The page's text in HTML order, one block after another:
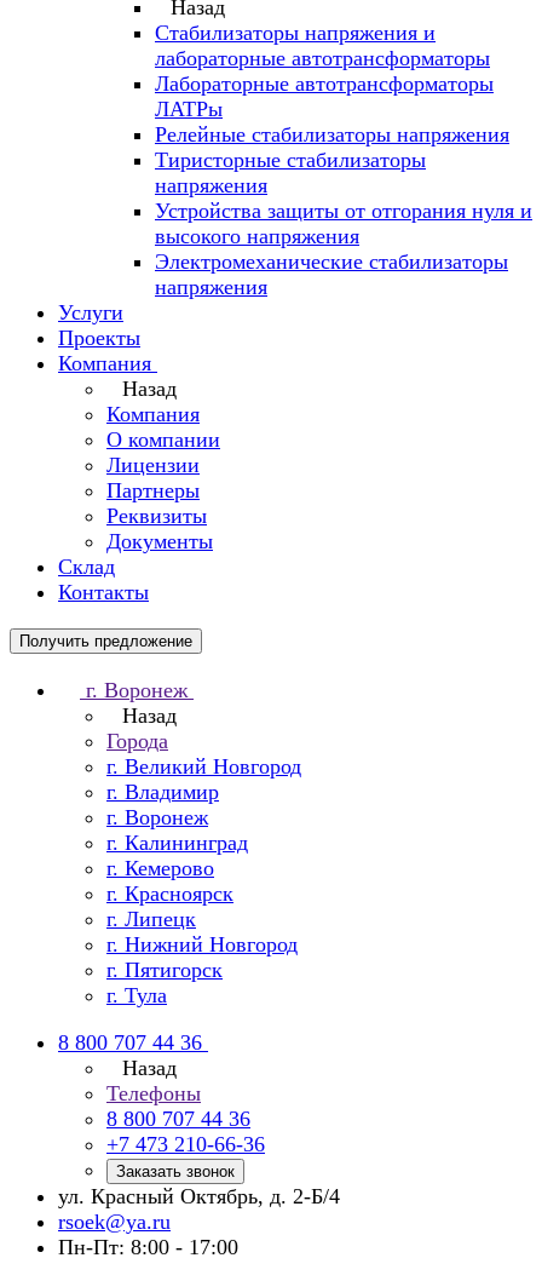
Назад
Стабилизаторы напряжения и
лабораторные автотрансформаторы
Лабораторные автотрансформаторы
ЛАТРы
Релейные стабилизаторы напряжения
Тиристорные стабилизаторы
напряжения
Устройства защиты от отгорания нуля и
высокого напряжения
Электромеханические стабилизаторы
напряжения
Услуги
Проекты
Компания
Назад
Компания
О компании
Лицензии
Партнеры
Реквизиты
Документы
Склад
Контакты
Получить предложение
г. Воронеж
Назад
Города
г. Великий Новгород
г. Владимир
г. Воронеж
г. Калининград
г. Кемерово
г. Красноярск
г. Липецк
г. Нижний Новгород
г. Пятигорск
г. Тула
8 800 707 44 36
Назад
Телефоны
8 800 707 44 36
+7 473 210-66-36
Заказать звонок
ул. Красный Октябрь, д. 2-Б/4
rsoek@ya.ru
Пн-Пт: 8:00 - 17:00